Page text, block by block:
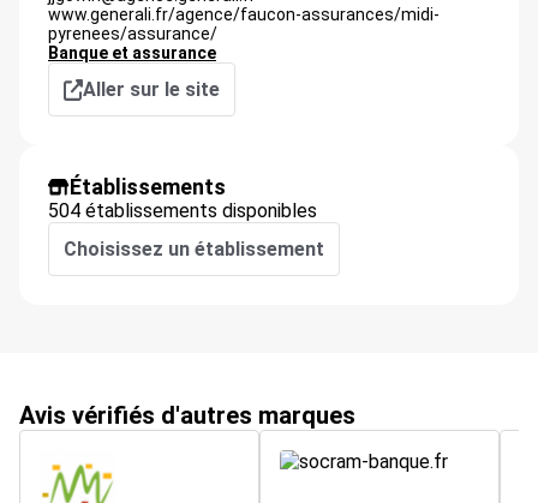
www.generali.fr/agence/faucon-assurances/midi-
pyrenees/assurance/
Banque et assurance
Aller sur le site
Établissements
504 établissements disponibles
Choisissez un établissement
Avis vérifiés d'autres marques